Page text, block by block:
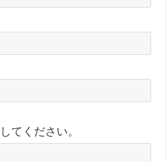
てください。